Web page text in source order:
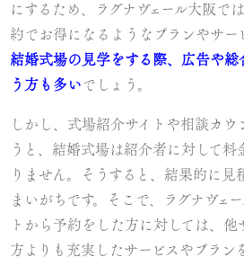
にするため、ラグナヴェール大阪で
約でお得になるようなプランやサー
結婚式場の見学をする際、広告や総
う方も多いでしょう。
しかし、式場紹介サイトや相談カウ
うと、結婚式場は紹介者に対して料
りません。そうすると、結果的に見
まいがちです。そこで、ラグナヴェ
トから予約をした方に対しては、他
方よりも充実したサービスやプラン